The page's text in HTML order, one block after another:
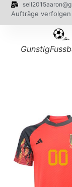
Aufträge verfolgen